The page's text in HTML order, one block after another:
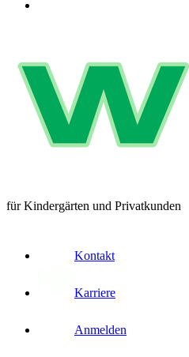
für Kindergärten und Privatkunden
Kontakt
Karriere
Anmelden